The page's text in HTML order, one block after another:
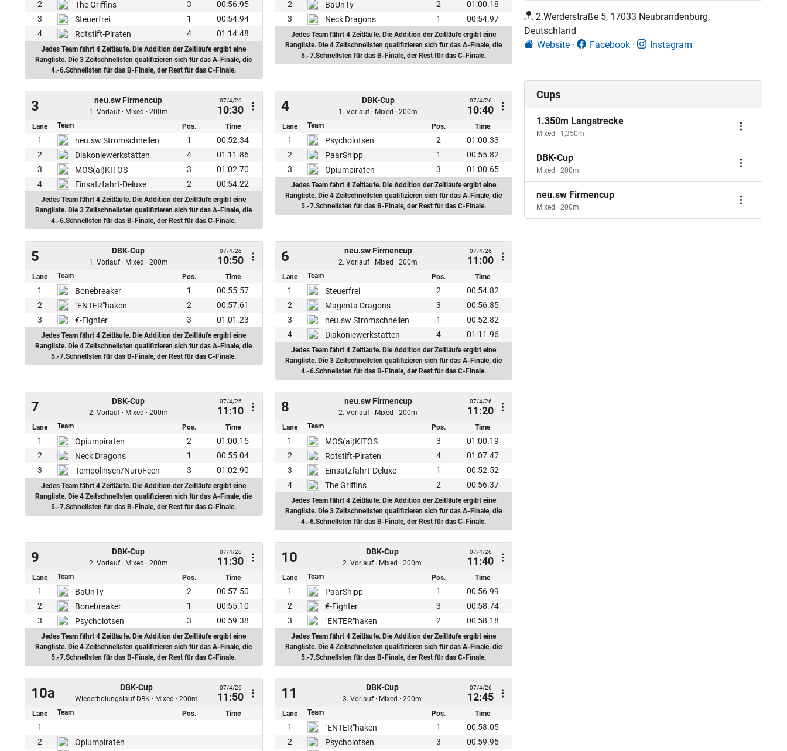
2 The Griffins 3
00:56.95
3
Steuerfrei 1
00:54.94
4
Rotstift-Piraten 4 01:14.48
Jedes Team fährt 4 Zeitläufe. Die Addition der Zeitläufe ergibt eine
Rangliste. Die 3 Zeitschnellsten qualifizieren sich für das A-Finale, die
4.-6.Schnellsten für das B-Finale, der Rest für das C-Finale.
2 BaUnTy 2
01:00.18
3
Neck Dragons 1 00:54.97
Jedes Team fährt 4 Zeitläufe. Die Addition der Zeitläufe ergibt eine
Rangliste. Die 4 Zeitschnellsten qualifizieren sich für das A-Finale, die
5.-7.Schnellsten für das B-Finale, der Rest für das C-Finale.
3 neu.sw Firmencup
1. Vorlauf · Mixed · 200m
07/4/26
10:30
Lane Team Pos. Time
1 neu.sw Stromschnellen 1
00:52.34
2
Diakoniewerkstätten 4
01:11.86
3
MOS(ai)KITOS 3
01:02.70
4
Einsatzfahrt-Deluxe 2 00:54.22
Jedes Team fährt 4 Zeitläufe. Die Addition der Zeitläufe ergibt eine
Rangliste. Die 3 Zeitschnellsten qualifizieren sich für das A-Finale, die
4.-6.Schnellsten für das B-Finale, der Rest für das C-Finale.
4 DBK-Cup
1. Vorlauf · Mixed · 200m
07/4/26
10:40
Lane Team Pos. Time
1 Psycholotsen 2
01:00.33
2
PaarShipp 1
00:55.82
3
Opiumpiraten 3 01:00.65
Jedes Team fährt 4 Zeitläufe. Die Addition der Zeitläufe ergibt eine
Rangliste. Die 4 Zeitschnellsten qualifizieren sich für das A-Finale, die
5.-7.Schnellsten für das B-Finale, der Rest für das C-Finale.
5 DBK-Cup
1. Vorlauf · Mixed · 200m
07/4/26
10:50
Lane Team Pos. Time
1 Bonebreaker 1
00:55.57
2
"ENTER"haken 2
00:57.61
3
€-Fighter 3 01:01.23
Jedes Team fährt 4 Zeitläufe. Die Addition der Zeitläufe ergibt eine
Rangliste. Die 4 Zeitschnellsten qualifizieren sich für das A-Finale, die
5.-7.Schnellsten für das B-Finale, der Rest für das C-Finale.
6 neu.sw Firmencup
2. Vorlauf · Mixed · 200m
07/4/26
11:00
Lane Team Pos. Time
1 Steuerfrei 2
00:54.82
2
Magenta Dragons 3
00:56.85
3
neu.sw Stromschnellen 1
00:52.82
4
Diakoniewerkstätten 4 01:11.96
Jedes Team fährt 4 Zeitläufe. Die Addition der Zeitläufe ergibt eine
Rangliste. Die 3 Zeitschnellsten qualifizieren sich für das A-Finale, die
4.-6.Schnellsten für das B-Finale, der Rest für das C-Finale.
7 DBK-Cup
2. Vorlauf · Mixed · 200m
07/4/26
11:10
Lane Team Pos. Time
1 Opiumpiraten 2
01:00.15
2
Neck Dragons 1
00:55.04
3
Tempolinsen/NuroFeen 3 01:02.90
Jedes Team fährt 4 Zeitläufe. Die Addition der Zeitläufe ergibt eine
Rangliste. Die 4 Zeitschnellsten qualifizieren sich für das A-Finale, die
5.-7.Schnellsten für das B-Finale, der Rest für das C-Finale.
8 neu.sw Firmencup
2. Vorlauf · Mixed · 200m
07/4/26
11:20
Lane Team Pos. Time
1 MOS(ai)KITOS 3
01:00.19
2
Rotstift-Piraten 4
01:07.47
3
Einsatzfahrt-Deluxe 1
00:52.52
4
The Griffins 2 00:56.37
Jedes Team fährt 4 Zeitläufe. Die Addition der Zeitläufe ergibt eine
Rangliste. Die 3 Zeitschnellsten qualifizieren sich für das A-Finale, die
4.-6.Schnellsten für das B-Finale, der Rest für das C-Finale.
9 DBK-Cup
2. Vorlauf · Mixed · 200m
07/4/26
11:30
Lane Team Pos. Time
1 BaUnTy 2
00:57.50
2
Bonebreaker 1
00:55.10
3
Psycholotsen 3 00:59.38
Jedes Team fährt 4 Zeitläufe. Die Addition der Zeitläufe ergibt eine
Rangliste. Die 4 Zeitschnellsten qualifizieren sich für das A-Finale, die
5.-7.Schnellsten für das B-Finale, der Rest für das C-Finale.
10 DBK-Cup
2. Vorlauf · Mixed · 200m
07/4/26
11:40
Lane Team Pos. Time
1 PaarShipp 1
00:56.99
2
€-Fighter 3
00:58.74
3
"ENTER"haken 2 00:58.18
Jedes Team fährt 4 Zeitläufe. Die Addition der Zeitläufe ergibt eine
Rangliste. Die 4 Zeitschnellsten qualifizieren sich für das A-Finale, die
5.-7.Schnellsten für das B-Finale, der Rest für das C-Finale.
10a DBK-Cup
Wiederholungslauf DBK · Mixed · 200m
07/4/26
11:50
Lane Team Pos. Time
1
2
Opiumpiraten
11 DBK-Cup
3. Vorlauf · Mixed · 200m
07/4/26
12:45
Lane Team Pos. Time
1 "ENTER"haken 1
00:58.05
2
Psycholotsen 3
00:59.95
2.Werderstraße 5, 17033 Neubrandenburg,
Deutschland
Website
Facebook Instagram
Cups
1.350m Langstrecke
Mixed · 1,350m
DBK-Cup
Mixed · 200m
neu.sw Firmencup
Mixed · 200m